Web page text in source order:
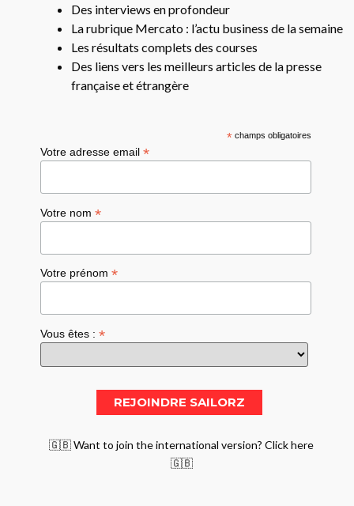
Des interviews en profondeur
La rubrique Mercato : l’actu business de la semaine
Les résultats complets des courses
Des liens vers les meilleurs articles de la presse
française et étrangère
*champs obligatoires
Votre adresse email*
Votre nom*
Votre prénom*
Vous êtes :*
🇬🇧 Want to join the international version? Click here
🇬🇧